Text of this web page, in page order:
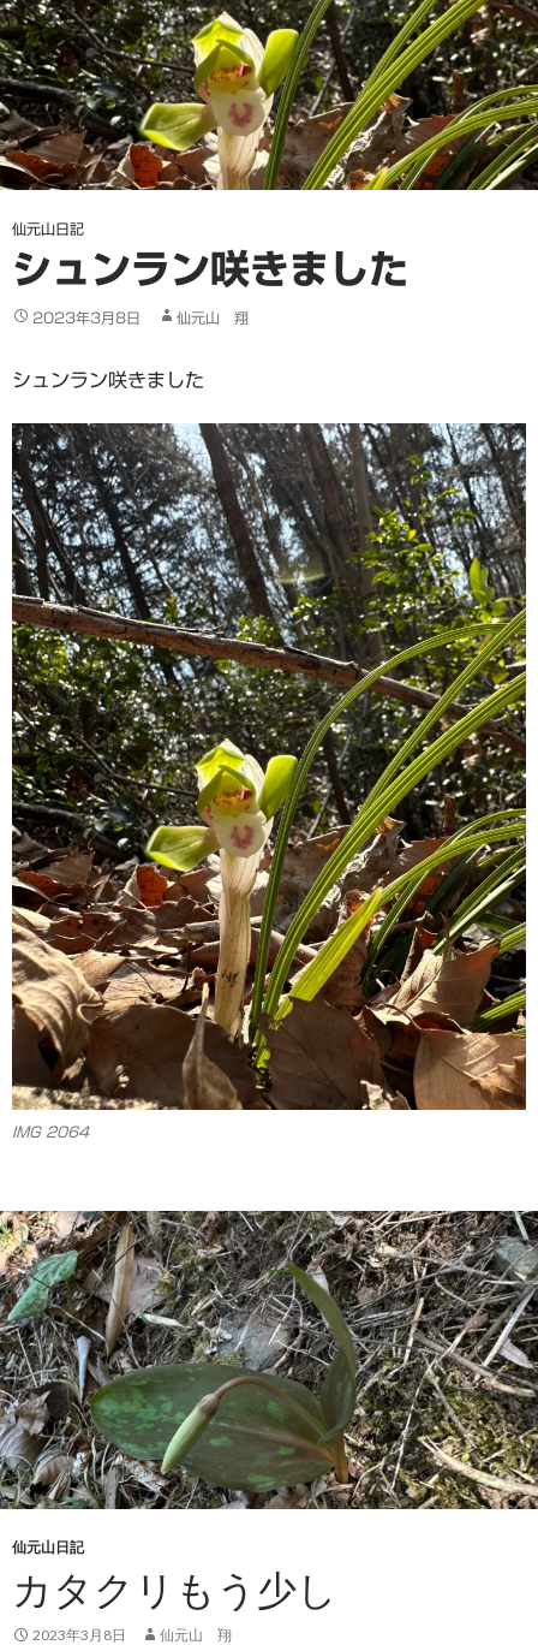
仙元山日記
シュンラン咲きました
2023年3月8日 仙元山 翔
シュンラン咲きました
IMG 2064
仙元山日記
カタクリもう少し
2023年3月8日 仙元山 翔